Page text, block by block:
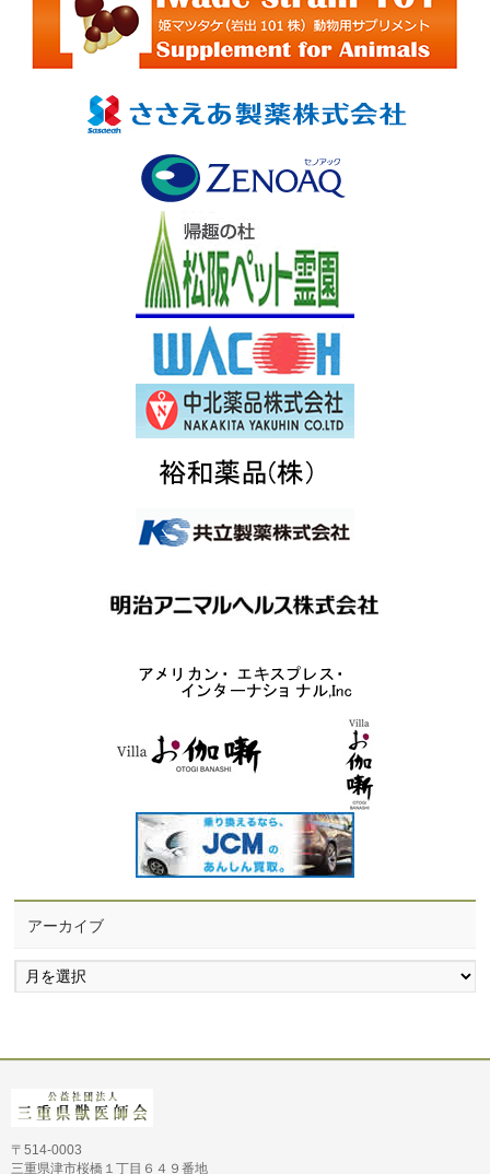
アーカイブ
ア
ー
〒514-0003
三重県津市桜橋１丁目６４９番地